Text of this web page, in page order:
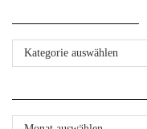
Kategorien
Archive